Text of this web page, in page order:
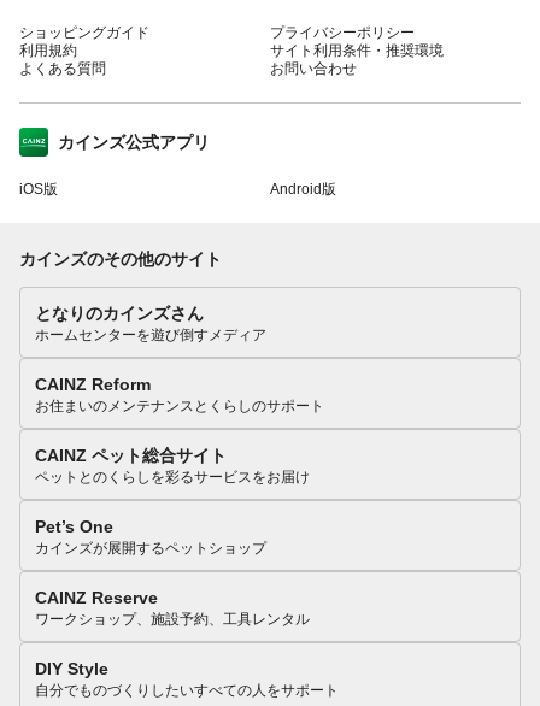
ショッピングガイド
利用規約
よくある質問
プライバシーポリシー
サイト利用条件・推奨環境
お問い合わせ
カインズ公式アプリ
iOS版 Android版
カインズのその他のサイト
となりのカインズさん
ホームセンターを遊び倒すメディア
CAINZ Reform
お住まいのメンテナンスとくらしのサポート
CAINZ ペット総合サイト
ペットとのくらしを彩るサービスをお届け
Pet’s One
カインズが展開するペットショップ
CAINZ Reserve
ワークショップ、施設予約、工具レンタル
DIY Style
自分でものづくりしたいすべての人をサポート